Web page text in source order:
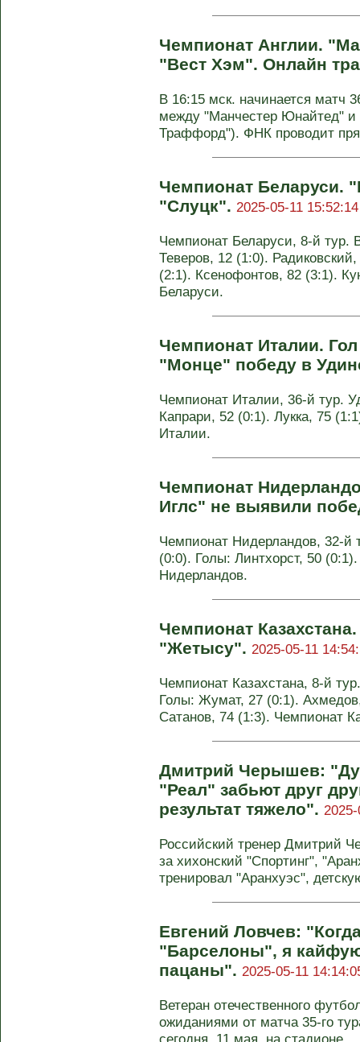
Чемпионат Англии.
"Вест Хэм". Онлайн
В 16:15 мск. начинается матч
между "Манчестер Юнайтед"
Траффорд"). ФНК проводит
Чемпионат Беларуси.
"Слуцк". 2025-05-11 15:52:14
Чемпионат Беларуси, 8-й тур.
Теверов, 12 (1:0).
(2:1). Ксенофонтов, 82 (3:1).
Беларуси.
Чемпионат Италии.
"Монце" победу в
Чемпионат Италии, 36-й тур.
Капрари, 52 (0:1). Лукка, 75
Италии.
Чемпионат
Иглс" не выявили
Чемпионат Нидерландов, 32-й
(0:0). Голы: Линтхорст, 50
Нидерландов.
Чемпионат
"Жетысу". 2025-05-11
Чемпионат Казахстана, 8-й
Голы: Жумат, 27 (0:1).
Сатанов, 74 (1:3). Чемпионат
Дмитрий Черышев:
"Реал" забьют друг
результат тяжело".
Российский тренер Дмитрий
за хихонский "Спортинг",
тренировал "Аранхуэс",
Евгений Ловчев:
"Барселоны", я кайфую
пацаны". 2025-05-11
Ветеран отечественного
ожиданиями от матча 35-го
сегодня, 11 мая, на стадионе ...